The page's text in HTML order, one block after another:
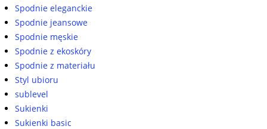
Spodnie eleganckie
Spodnie jeansowe
Spodnie męskie
Spodnie z ekoskóry
Spodnie z materiału
Styl ubioru
sublevel
Sukienki
Sukienki basic